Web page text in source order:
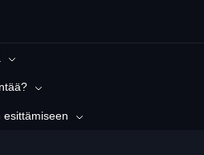
esittämiseen